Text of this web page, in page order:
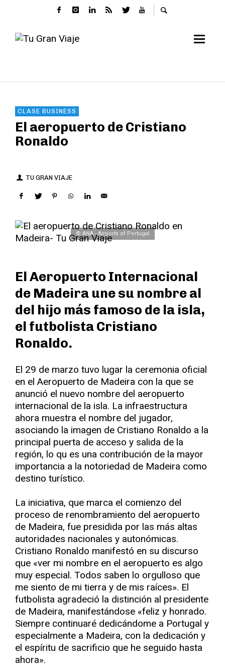
CLASE BUSINESS
El aeropuerto de Cristiano
Ronaldo
TU GRAN VIAJE
© ANA - Airports of Portugal
El Aeropuerto Internacional
de Madeira une su nombre al
del hijo más famoso de la isla,
el futbolista Cristiano
Ronaldo.
El 29 de marzo tuvo lugar la ceremonia oficial
en el Aeropuerto de Madeira con la que se
anunció el nuevo nombre del aeropuerto
internacional de la isla. La infraestructura
ahora muestra el nombre del jugador,
asociando la imagen de Cristiano Ronaldo a la
principal puerta de acceso y salida de la
región, lo qu es una contribución de la mayor
importancia a la notoriedad de Madeira como
destino turístico.
La iniciativa, que marca el comienzo del
proceso de renombramiento del aeropuerto
de Madeira, fue presidida por las más altas
autoridades nacionales y autonómicas.
Cristiano Ronaldo manifestó en su discurso
que «ver mi nombre en el aeropuerto es algo
muy especial. Todos saben lo orgulloso que
me siento de mi tierra y de mis raíces». El
futbolista agradeció la distinción al presidente
de Madeira, manifestándose «feliz y honrado.
Siempre continuaré dedicándome a Portugal y
especialmente a Madeira, con la dedicación y
el espíritu de sacrificio que he seguido hasta
ahora».